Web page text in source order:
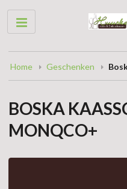
Home Geschenken
BOSKA
MONQCO+